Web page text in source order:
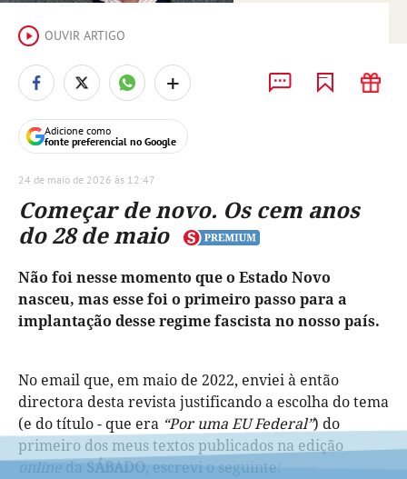
OUVIR ARTIGO
Adicione como
fonte preferencial no Google
+
24 de maio de 2026 às 12:47
Começar de novo. Os cem anos
do 28 de maio
Não foi nesse momento que o Estado Novo
nasceu, mas esse foi o primeiro passo para a
implantação desse regime fascista no nosso país.
No email que, em maio de 2022, enviei à então
directora desta revista justificando a escolha do tema
(e do título - que era “Por uma EU Federal”) do
primeiro dos meus textos publicados na edição
online daSÁBADO, escrevi o seguinte: